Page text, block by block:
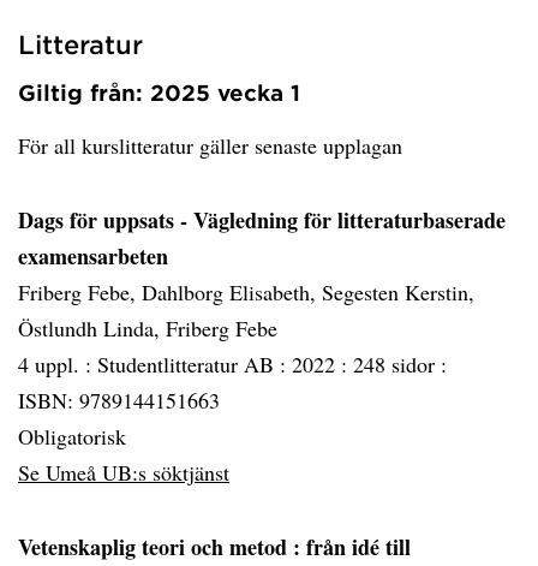
Litteratur
Giltig från: 2025 vecka 1
För all kurslitteratur gäller senaste upplagan
Dags för uppsats - Vägledning för litteraturbaserade
examensarbeten
Friberg Febe, Dahlborg Elisabeth, Segesten Kerstin,
Östlundh Linda, Friberg Febe
4 uppl. : Studentlitteratur AB : 2022 : 248 sidor :
ISBN: 9789144151663
Obligatorisk
Se Umeå UB:s söktjänst
Vetenskaplig teori och metod : från idé till